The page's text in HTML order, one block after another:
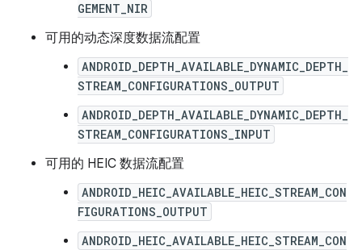
GEMENT_NIR
可用的动态深度数据流配置
ANDROID_DEPTH_AVAILABLE_DYNAMIC_DEPTH_
STREAM_CONFIGURATIONS_OUTPUT
ANDROID_DEPTH_AVAILABLE_DYNAMIC_DEPTH_
STREAM_CONFIGURATIONS_INPUT
可用的 HEIC 数据流配置
ANDROID_HEIC_AVAILABLE_HEIC_STREAM_CON
FIGURATIONS_OUTPUT
ANDROID_HEIC_AVAILABLE_HEIC_STREAM_CON